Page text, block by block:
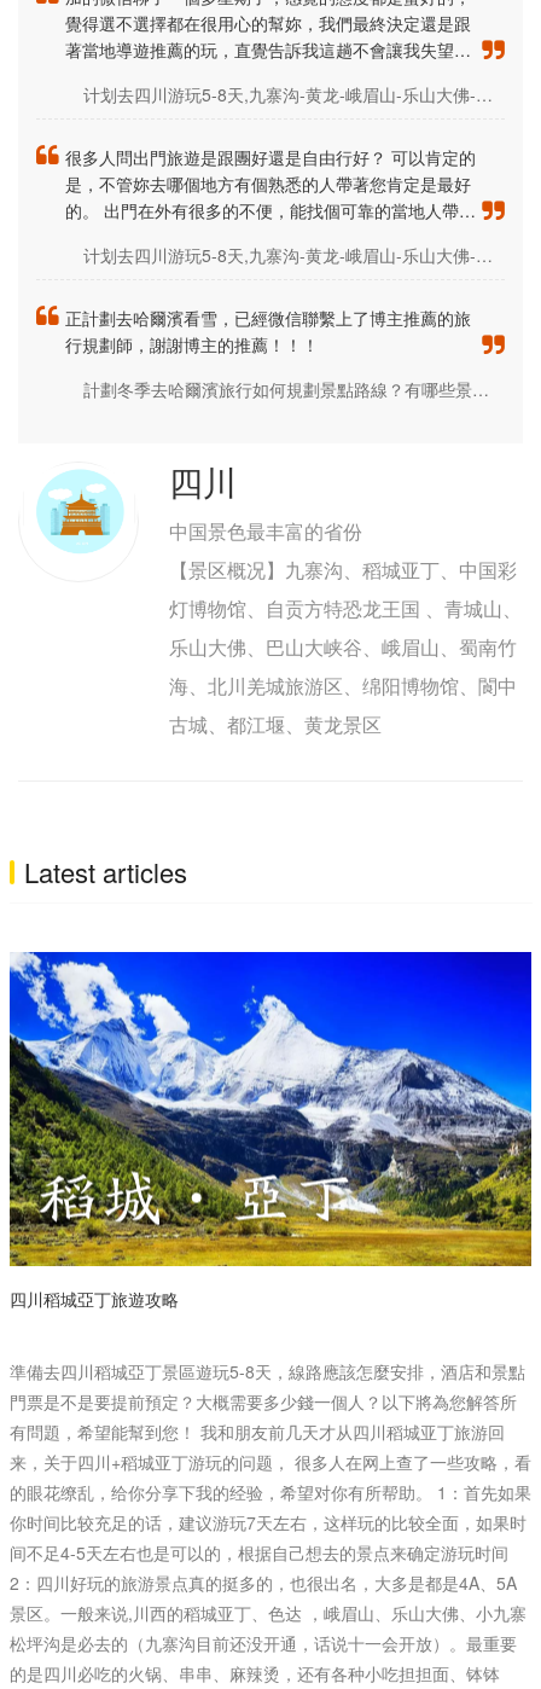
覺得選不選擇都在很用心的幫妳，我們最終決定還是跟
著當地導遊推薦的玩，直覺告訴我這趟不會讓我失望的
计划去四川游玩5-8天,九寨沟-黄龙-峨眉山-乐山大佛-熊猫基地-稻城亚丁,都很想去，该如何规划路线? 精品小团和自由行那个更舒适？求去过的朋友分享一下心得，有没有比较详细的图文旅行攻略推荐？谢谢
很多人問出門旅遊是跟團好還是自由行好？ 可以肯定的
是，不管妳去哪個地方有個熟悉的人帶著您肯定是最好
的。 出門在外有很多的不便，能找個可靠的當地人帶著
上，本身出門旅行就是為了散心 的，事事都操心就很難
聯繫的導遊預約.
计划去四川游玩5-8天,九寨沟-黄龙-峨眉山-乐山大佛-熊猫基地-稻城亚丁,都很想去，该如何规划路线? 精品小团和自由行那个更舒适？求去过的朋友分享一下心得，有没有比较详细的图文旅行攻略推荐？谢谢
正計劃去哈爾濱看雪，已經微信聯繫上了博主推薦的旅
行規劃師，謝謝博主的推薦！！！
計劃冬季去哈爾濱旅行如何規劃景點路線？有哪些景區必去遊玩？雪鄉住宿門票如何預定,去過的推薦一下詳細圖文版旅遊攻略！
四川
中国景色最丰富的省份
【景区概况】九寨沟、稻城亚丁、中国彩
灯博物馆、自贡方特恐龙王国 、青城山、
乐山大佛、巴山大峡谷、峨眉山、蜀南竹
海、北川羌城旅游区、绵阳博物馆、閬中
古城、都江堰、黄龙景区
Latest articles
四川稻城亞丁旅遊攻略
準備去四川稻城亞丁景區遊玩5-8天，線路應該怎麼安排，酒店和景點
門票是不是要提前預定？大概需要多少錢一個人？以下將為您解答所
有問題，希望能幫到您！ 我和朋友前几天才从四川稻城亚丁旅游回
来，关于四川+稻城亚丁游玩的问题， 很多人在网上查了一些攻略，看
的眼花缭乱，给你分享下我的经验，希望对你有所帮助。 1：首先如果
你时间比较充足的话，建议游玩7天左右，这样玩的比较全面，如果时
间不足4-5天左右也是可以的，根据自己想去的景点来确定游玩时间
2：四川好玩的旅游景点真的挺多的，也很出名，大多是都是4A、5A
景区。一般来说,川西的稻城亚丁、色达 ，峨眉山、乐山大佛、小九寨
松坪沟是必去的（九寨沟目前还没开通，话说十一会开放）。最重要
的是四川必吃的火锅、串串、麻辣烫，还有各种小吃担担面、钵钵